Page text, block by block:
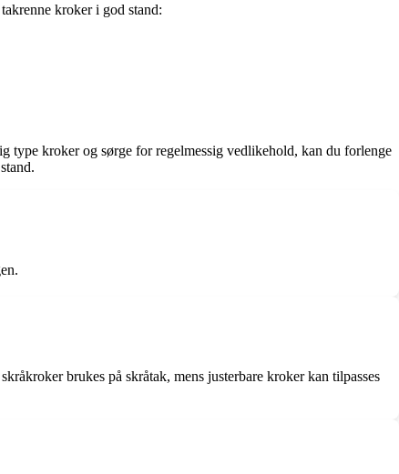
kroker i god stand:
type kroker og sørge for regelmessig vedlikehold, kan du forlenge
brukes på skråtak, mens justerbare kroker kan tilpasses